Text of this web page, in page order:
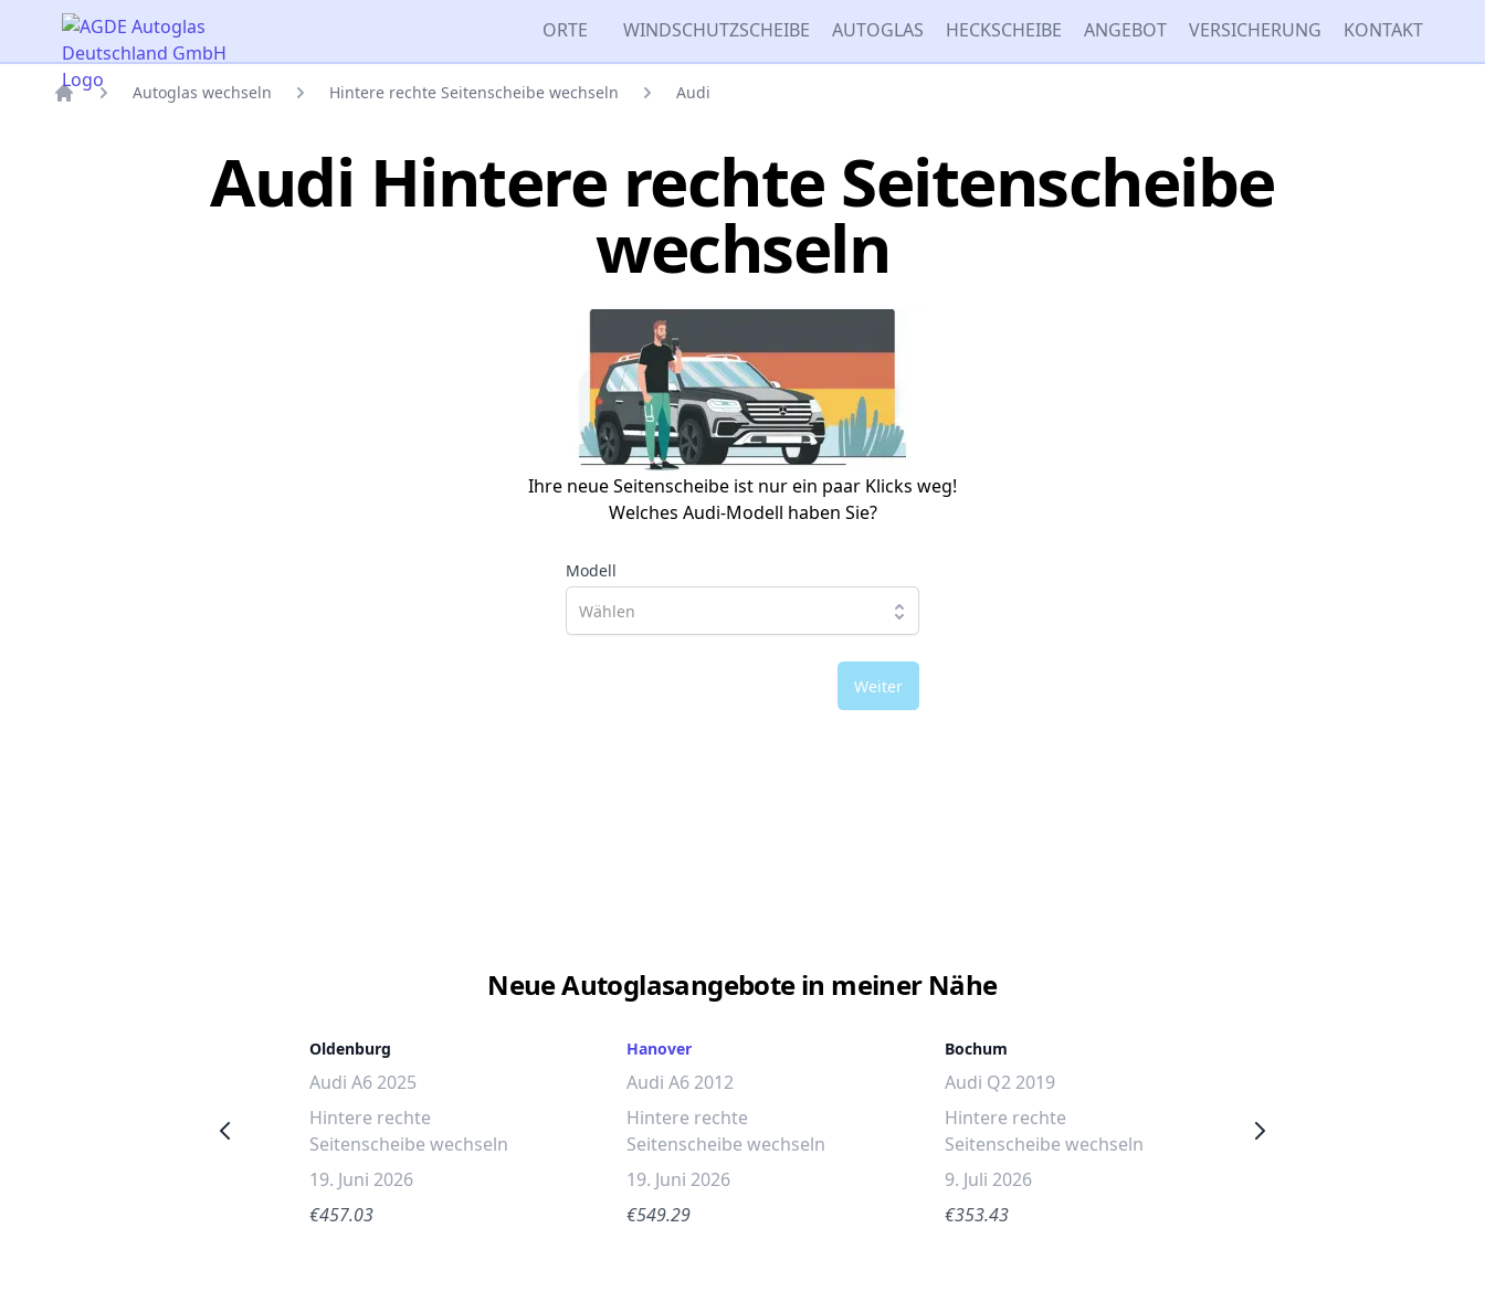
AGDE Autoglas Deutschland GmbH ORTE WINDSCHUTZSCHEIBE AUTOGLAS HECKSCHEIBE ANGEBOT VERSICHERUNG KONTAKT
Autoglas wechseln Hintere rechte Seitenscheibe wechseln Audi
Audi Hintere rechte Seitenscheibe
wechseln
Ihre neue Seitenscheibe ist nur ein paar Klicks weg!
Welches Audi-Modell haben Sie?
Modell
Weiter
Neue Autoglasangebote in meiner Nähe
Oldenburg
Audi A6 2025
Hintere rechte
Seitenscheibe wechseln
19. Juni 2026
€457.03
Hanover
Audi A6 2012
Hintere rechte
Seitenscheibe wechseln
19. Juni 2026
€549.29
Bochum
Audi Q2 2019
Hintere rechte
Seitenscheibe wechseln
9. Juli 2026
€353.43